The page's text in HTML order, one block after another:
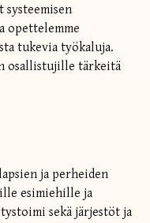
systeemisen
opettelemme
tukevia työkaluja.
osallistujille tärkeitä
ja perheiden
esimiehille ja
sekä järjestöt ja